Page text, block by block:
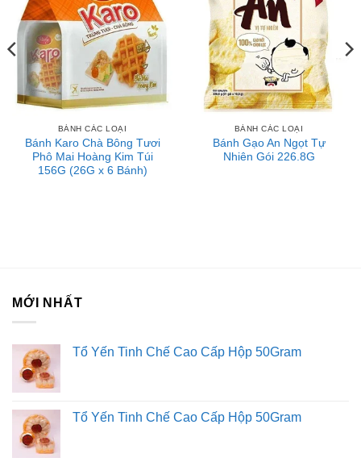
BÁNH CÁC LOẠI
Bánh Karo Chà Bông Tươi
Phô Mai Hoàng Kim Túi
156G (26G x 6 Bánh)
BÁNH CÁC LOẠI
Bánh Gạo An Ngọt Tự
Nhiên Gói 226.8G
MỚI NHẤT
Tổ Yến Tinh Chế Cao Cấp Hộp 50Gram
Tổ Yến Tinh Chế Cao Cấp Hộp 50Gram